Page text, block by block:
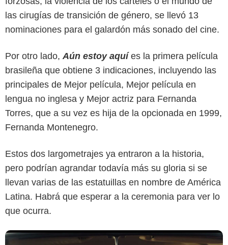
las cirugías de transición de género, se llevó 13
nominaciones para el galardón más sonado del cine.
Por otro lado, Aún estoy aquíes la primera película
brasileña que obtiene 3 indicaciones, incluyendo las
principales de Mejor película, Mejor película en
lengua no inglesa y Mejor actriz para Fernanda
Torres, que a su vez es hija de la opcionada en 1999,
Fernanda Montenegro.
Estos dos largometrajes ya entraron a la historia,
pero podrían agrandar todavía más su gloria si se
llevan varias de las estatuillas en nombre de América
Latina. Habrá que esperar a la ceremonia para ver lo
que ocurra.
Sony Pictures Entertainment